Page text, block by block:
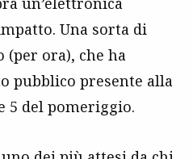
Una sorta di
(per ora), che ha
pubblico presente alla
5 del pomeriggio.